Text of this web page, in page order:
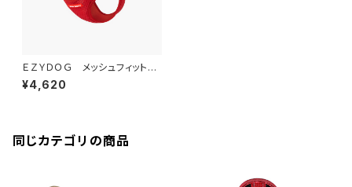
ＥＺＹＤＯＧ メッシュフィットハ
ーネス L (全4色)
¥4,620
同じカテゴリの商品